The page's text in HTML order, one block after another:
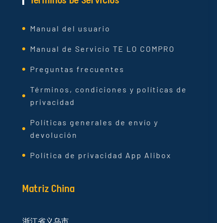
Manual del usuario
Manual de Servicio TE LO COMPRO
Preguntas frecuentes
Términos, condiciones y políticas de
privacidad
Políticas generales de envío y
devolución
Política de privacidad App Alibox
Matriz China
浙江省义乌市